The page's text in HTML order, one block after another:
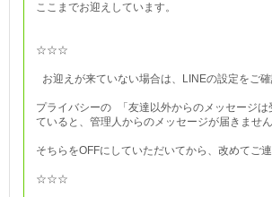
ここまでお迎えしています。
☆☆☆
お迎えが来ていない場合は、LINEの設定をご確
プライバシーの 「友達以外からのメッセージは
ていると、管理人からのメッセージが届きませ
そちらをOFFにしていただいてから、改めてご連
☆☆☆